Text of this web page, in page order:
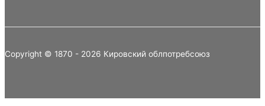
Copyright © 1870 - 2026 Кировский облпотребсоюз